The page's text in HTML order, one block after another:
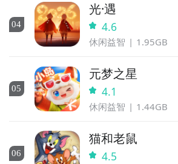
04
光·遇
4.6
休闲益智 1.95GB
05
元梦之星
4.1
休闲益智 1.44GB
06
猫和老鼠
4.5